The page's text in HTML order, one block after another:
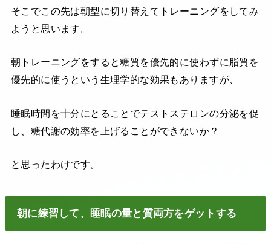
そこでこの先は朝型に切り替えてトレーニングをしてみ
ようと思います。
朝トレーニングをすると糖質を優先的に使わずに脂質を
優先的に使うという生理学的な効果もありますが、
睡眠時間を十分にとることでテストステロンの分泌を促
し、糖代謝の効率を上げることができないか？
と思ったわけです。
朝に練習して、睡眠の量と質両方をゲットする